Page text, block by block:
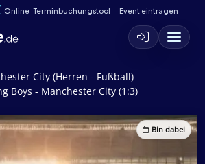
Online-Terminbuchungstool Event eintragen
City (Herren - Fußball)
Boys - Manchester City (1:3)
Bin dabei